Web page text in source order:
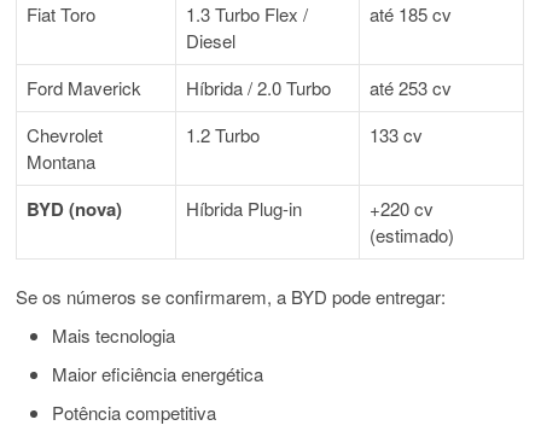
Fiat Toro
1.3 Turbo Flex /
Diesel
até 185 cv
Ford Maverick Híbrida / 2.0 Turbo
até 253 cv
Chevrolet
Montana
1.2 Turbo 133 cv
BYD (nova) Híbrida Plug-in
+220 cv
(estimado)
Se os números se confirmarem, a BYD pode entregar:
Mais tecnologia
Maior eficiência energética
Potência competitiva